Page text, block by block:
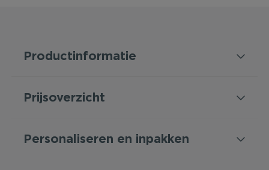
Productinformatie
Prijsoverzicht
Personaliseren en inpakken